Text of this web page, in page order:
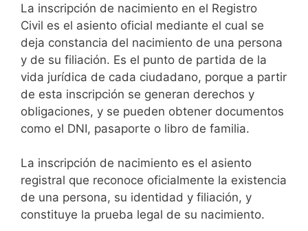
La inscripción de nacimiento en el Registro
Civil es el asiento oficial mediante el cual se
deja constancia del nacimiento de una persona
y de su filiación. Es el punto de partida de la
vida jurídica de cada ciudadano, porque a partir
de esta inscripción se generan derechos y
obligaciones, y se pueden obtener documentos
como el DNI, pasaporte o libro de familia.
La inscripción de nacimiento es el asiento
registral que reconoce oficialmente la existencia
de una persona, su identidad y filiación, y
constituye la prueba legal de su nacimiento.